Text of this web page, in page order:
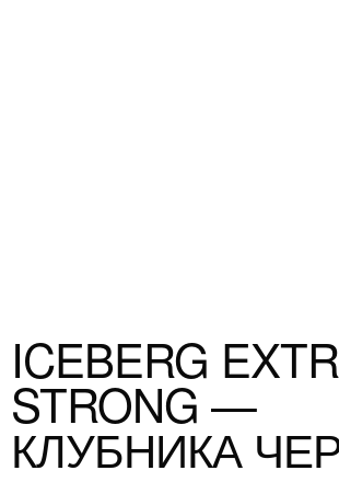
ICEBERG
STRONG —
КЛУБНИКА